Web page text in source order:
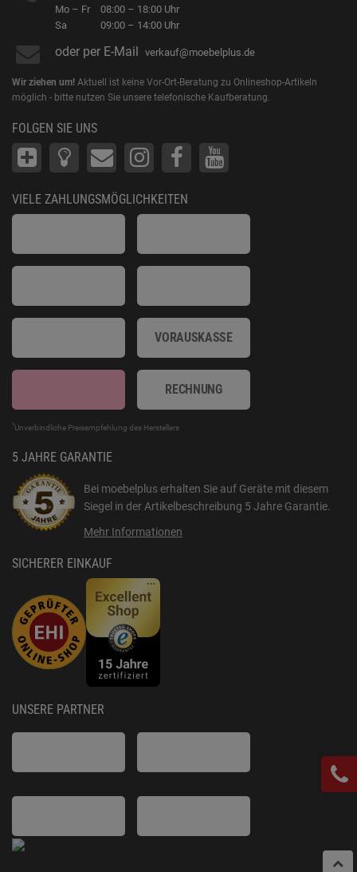
Mo – Fr
Sa
08:00 – 18:00 Uhr
09:00 – 14:00 Uhr
oder per E-Mail verkauf@moebelplus.de
Wir ziehen um! Aktuell ist keine Vor-Ort-Beratung zu Onlineshop-Artikeln
möglich - bitte nutzen Sie unsere telefonische Kaufberatung.
FOLGEN SIE UNS
VIELE ZAHLUNGSMÖGLICHKEITEN
VORAUSKASSE
RECHNUNG
*Unverbindliche Preisempfehlung des Herstellers
5 JAHRE GARANTIE
Bei moebelplus erhalten Sie auf Geräte mit diesem
Siegel in der Artikelbeschreibung 5 Jahre Garantie.
Mehr Informationen
SICHERER EINKAUF
UNSERE PARTNER